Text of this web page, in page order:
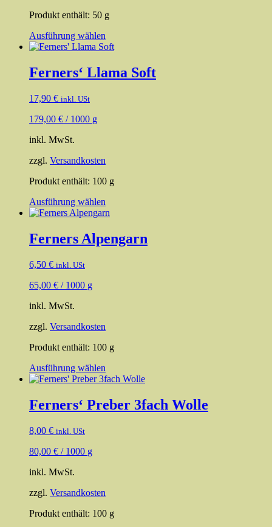
werden
Produkt enthält: 50 g
Ausführung wählen
Produkt
mehrere
Varianten
gewählt
werden
Ferners‘ Llama Soft
17,90 € inkl. USt
179,00 € / 1000 g
inkl. MwSt.
zzgl. Versandkosten
Produkt enthält: 100 g
Ausführung wählen
Produkt
mehrere
Varianten
gewählt
werden
Ferners Alpengarn
6,50 € inkl. USt
65,00 € / 1000 g
inkl. MwSt.
zzgl. Versandkosten
Produkt enthält: 100 g
Ausführung wählen
Produkt
mehrere
Varianten
gewählt
werden
Ferners‘ Preber 3fach Wolle
8,00 € inkl. USt
80,00 € / 1000 g
inkl. MwSt.
zzgl. Versandkosten
Produkt enthält: 100 g